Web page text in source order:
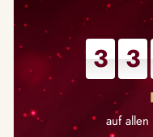
3 3
auf